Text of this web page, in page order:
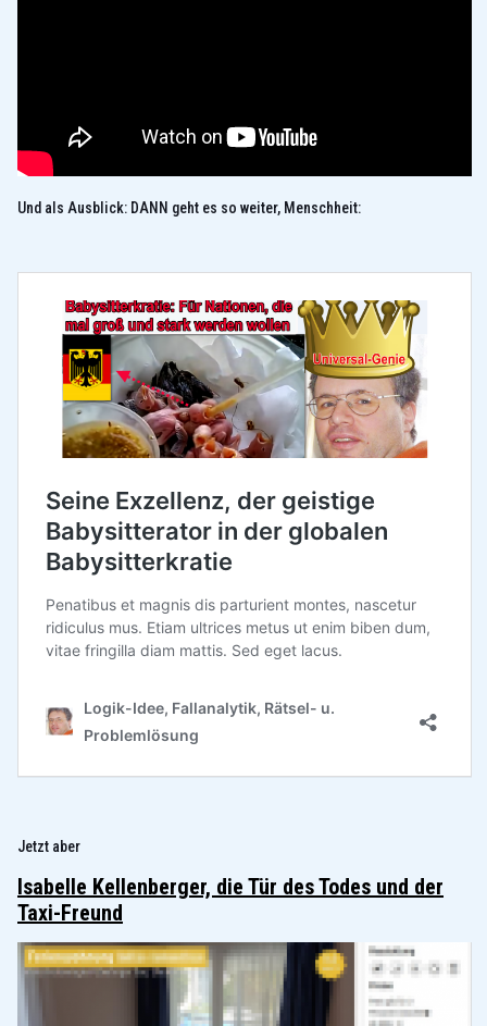
Und als Ausblick: DANN geht es so weiter, Menschheit:
Jetzt aber
Isabelle Kellenberger, die Tür des Todes und der
Taxi-Freund